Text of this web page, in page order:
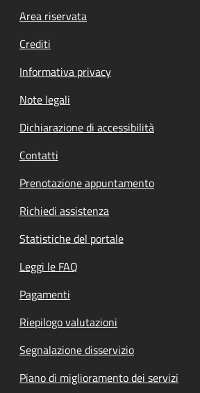
Footer menu
Area riservata
Crediti
Informativa privacy
Note legali
Dichiarazione di accessibilità
Contatti
Prenotazione appuntamento
Richiedi assistenza
Statistiche del portale
Leggi le FAQ
Pagamenti
Riepilogo valutazioni
Segnalazione disservizio
Piano di miglioramento dei servizi